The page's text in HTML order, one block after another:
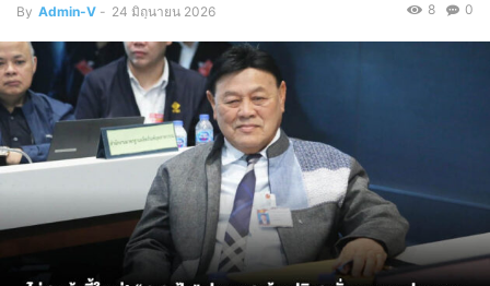
By Admin-V - 24 มิถุนายน 2026 0
8